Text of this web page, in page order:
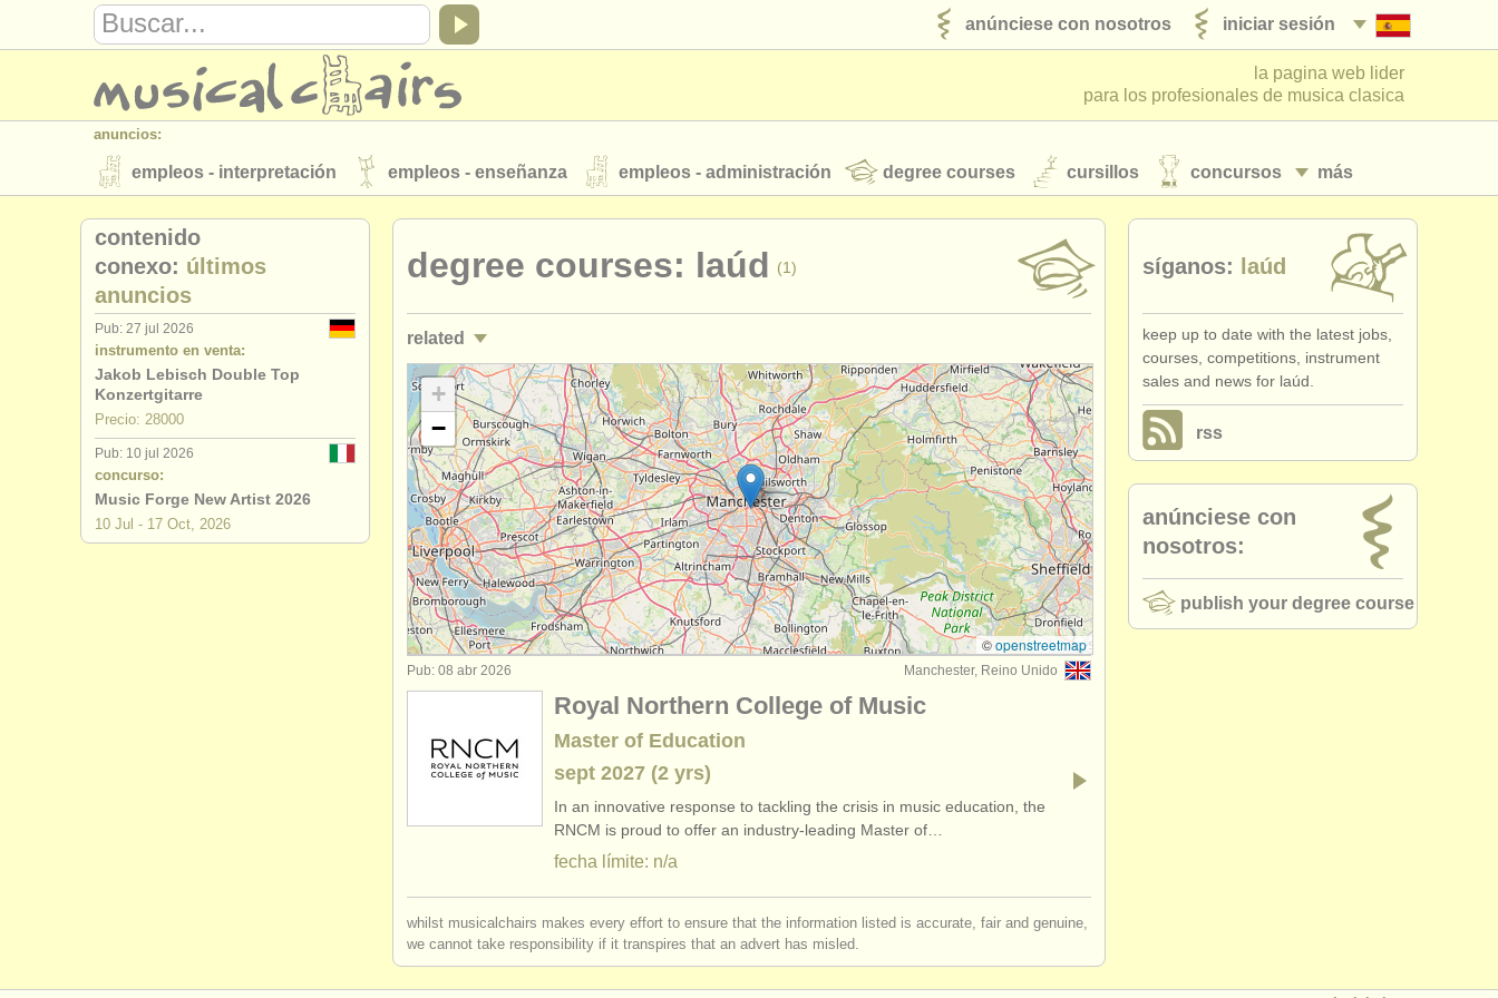
iniciar sesión
anúnciese con nosotros
la pagina web lider
para los profesionales de musica clasica
anuncios:
más
empleos - interpretación empleos - enseñanza empleos - administración degree courses cursillos concursos
instrumentos en venta instrumentos robados
directorios:
orquestas y teatros
musicalchairs:
acerca de musicalchairs contáctenos fuentes rss noticias sobre música clásica
editor:
anúnciese con nosotros find out about ourATS ATSfaq iniciar sesión
degree courses: laúd (1)
related
cursos/masterclass guitarra clasica (2)
degree courses: guitarra (9)
degree courses: tiorba (1)
degree courses: guitarra histórica (1)
concurso de guitarra clasica (4)
venta de guitarra (6)
instrumentos robados: instrumentos antiguos/
+
−
©openstreetmap
Manchester, Reino Unido
Pub: 08 abr 2026
Royal Northern College of Music
Master of Education
sept 2027 (2 yrs)
In an innovative response to tackling the crisis in music education, the
RNCM is proud to offer an industry-leading Master of…
fecha límite: n/a
whilst musicalchairs makes every effort to ensure that the information listed is accurate, fair and genuine,
we cannot take responsibility if it transpires that an advert has misled.
contenido
conexo: últimos
anuncios
Pub: 27 jul 2026
instrumento en venta:
Jakob Lebisch Double Top
Konzertgitarre
Precio: 28000
Pub: 10 jul 2026
concurso:
Music Forge New Artist 2026
10 Jul - 17 Oct, 2026
síganos: laúd
keep up to date with the latest jobs,
courses, competitions, instrument
sales and news for laúd.
rss
anúnciese con
nosotros:
publish your degree course